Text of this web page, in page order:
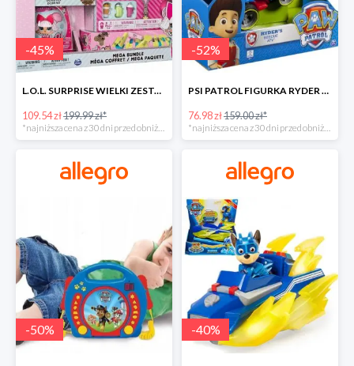
-45%
L.O.L. SURPRISE WIELKI ZESTAW NIESPODZIANKA 4 GRY -45%
109.54 zł199.99 zł*
-52%
PSI PATROL FIGURKA RYDER + QUAD POJAZD RATUNKOWY -51%
76.98 zł159.00 zł*
-50% -40%